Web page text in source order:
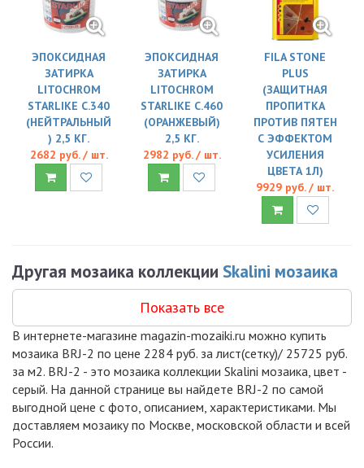
ЭПОКСИДНАЯ
ЗАТИРКА
LITOCHROM
STARLIKE C.340
(НЕЙТРАЛЬНЫЙ
) 2,5 КГ.
2682 руб. / шт.
ЭПОКСИДНАЯ
ЗАТИРКА
LITOCHROM
STARLIKE C.460
(ОРАНЖЕВЫЙ)
2,5 КГ.
2982 руб. / шт.
FILA STONE
PLUS
(ЗАЩИТНАЯ
ПРОПИТКА
ПРОТИВ ПЯТЕН
С ЭФФЕКТОМ
УСИЛЕНИЯ
ЦВЕТА 1Л)
9929 руб. / шт.
Другая мозаика коллекции Skalini мозаика
Показать все
В интернете-магазине magazin-mozaiki.ru можно купить
мозаика BRJ-2 по цене 2284 руб. за лист(сетку)/ 25725 руб.
за м2. BRJ-2 - это мозаика коллекции Skalini мозаика, цвет -
серый. На данной странице вы найдете BRJ-2 по самой
выгодной цене с фото, описанием, характеристиками. Мы
доставляем мозаику по Москве, московской области и всей
России.